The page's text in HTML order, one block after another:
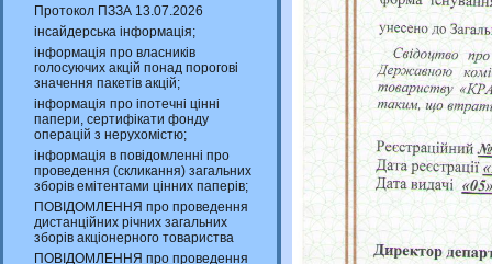
Протокол ПЗЗА 13.07.2026
інсайдерська інформація;
інформація про власників
голосуючих акцій понад порогові
значення пакетів акцій;
інформація про іпотечні цінні
папери, сертифікати фонду
операцій з нерухомістю;
інформація в повідомленні про
проведення (скликання) загальних
зборів емітентами цінних паперів;
ПОВІДОМЛЕННЯ про проведення
дистанційних річних загальних
зборів акціонерного товариства
ПОВІДОМЛЕННЯ про проведення